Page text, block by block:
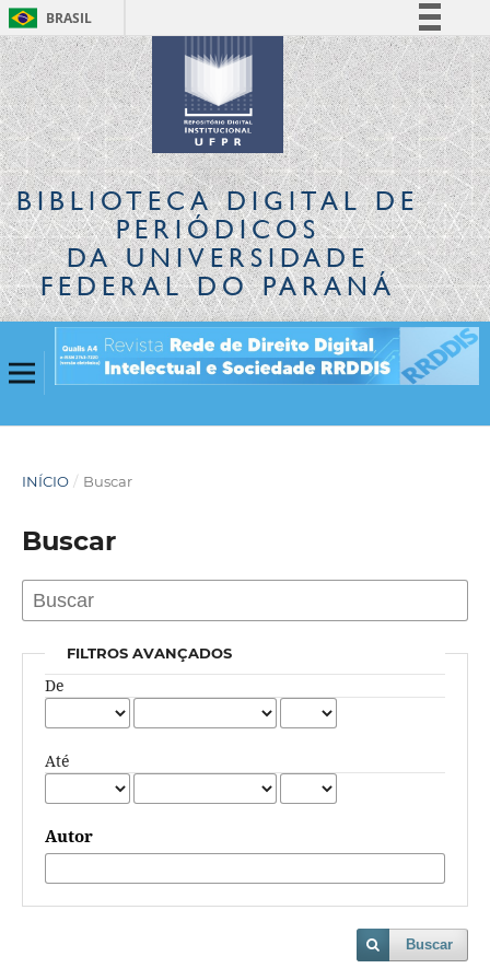
BRASIL
Simplifique!
Comunica BR
Participe
Acesso à informação
Legislação
Canais
BIBLIOTECA DIGITALDE
PERIÓDICOS
DA UNIVERSIDADE
FEDERAL DO PARANÁ
INÍCIO / Buscar
Buscar
FILTROS AVANÇADOS
De
Até
Autor
Buscar